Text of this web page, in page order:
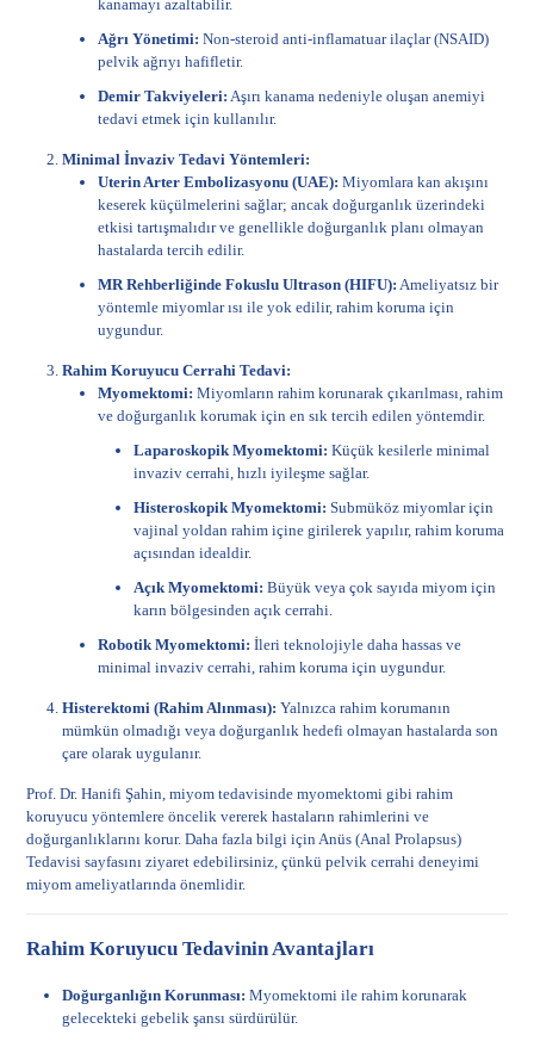
kanamayı azaltabilir.
Ağrı Yönetimi: Non-steroid anti-inflamatuar ilaçlar (NSAID)
pelvik ağrıyı hafifletir.
Demir Takviyeleri: Aşırı kanama nedeniyle oluşan anemiyi
tedavi etmek için kullanılır.
Minimal İnvaziv Tedavi Yöntemleri:
Uterin Arter Embolizasyonu (UAE): Miyomlara kan akışını
keserek küçülmelerini sağlar; ancak doğurganlık üzerindeki
etkisi tartışmalıdır ve genellikle doğurganlık planı olmayan
hastalarda tercih edilir.
MR Rehberliğinde Fokuslu Ultrason (HIFU): Ameliyatsız bir
yöntemle miyomlar ısı ile yok edilir, rahim koruma için
uygundur.
Rahim Koruyucu Cerrahi Tedavi:
Myomektomi: Miyomların rahim korunarak çıkarılması, rahim
ve doğurganlık korumak için en sık tercih edilen yöntemdir.
Laparoskopik Myomektomi: Küçük kesilerle minimal
invaziv cerrahi, hızlı iyileşme sağlar.
Histeroskopik Myomektomi: Submüköz miyomlar için
vajinal yoldan rahim içine girilerek yapılır, rahim koruma
açısından idealdir.
Açık Myomektomi: Büyük veya çok sayıda miyom için
karın bölgesinden açık cerrahi.
Robotik Myomektomi: İleri teknolojiyle daha hassas ve
minimal invaziv cerrahi, rahim koruma için uygundur.
Histerektomi (Rahim Alınması): Yalnızca rahim korumanın
mümkün olmadığı veya doğurganlık hedefi olmayan hastalarda son
çare olarak uygulanır.
Prof. Dr. Hanifi Şahin, miyom tedavisinde myomektomi gibi rahim
koruyucu yöntemlere öncelik vererek hastaların rahimlerini ve
doğurganlıklarını korur. Daha fazla bilgi için Anüs (Anal Prolapsus)
Tedavisi sayfasını ziyaret edebilirsiniz, çünkü pelvik cerrahi deneyimi
miyom ameliyatlarında önemlidir.
Rahim Koruyucu Tedavinin Avantajları
Doğurganlığın Korunması: Myomektomi ile rahim korunarak
gelecekteki gebelik şansı sürdürülür.